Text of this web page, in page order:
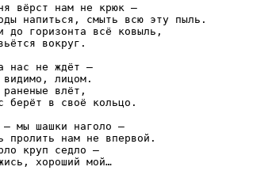
вёрст нам не крюк –
напиться, смыть всю эту пыль.
до горизонта всё ковыль,
вокруг.
нас не ждёт –
лицом.
влёт,
берёт в своё кольцо.
– мы шашки наголо –
пролить нам не впервой.
круп седло –
хороший мой…